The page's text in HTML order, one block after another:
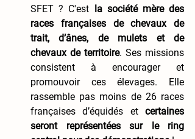
SFET ? C'est la société mère des
races françaises de chevaux de
trait, d’ânes, de mulets et de
chevaux de territoire. Ses missions
consistent à encourager et
promouvoir ces élevages. Elle
rassemble pas moins de 26 races
françaises d’équidés
et certaines
seront représentées sur le ring